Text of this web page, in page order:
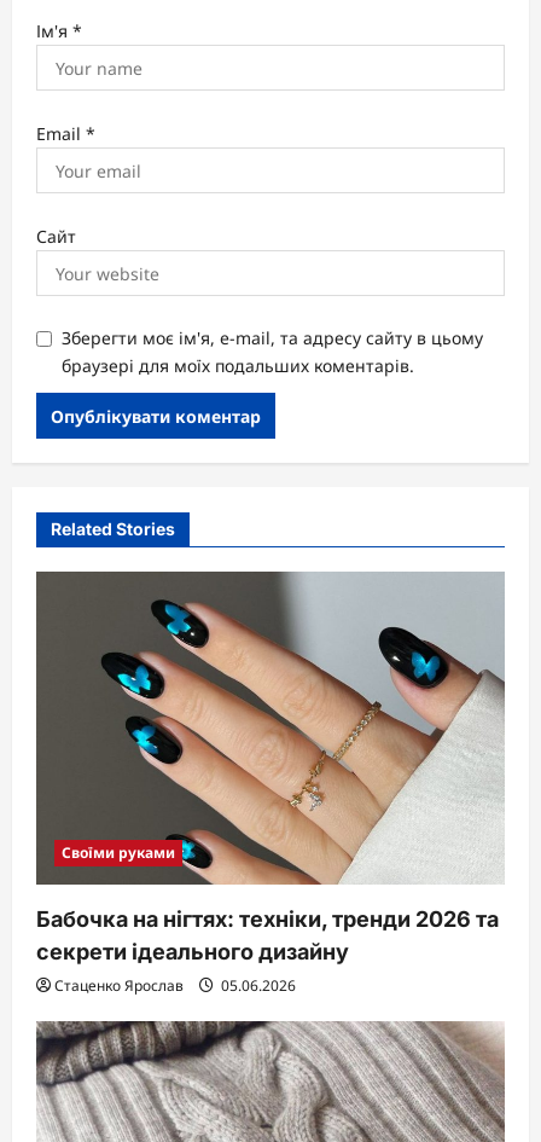
Ім'я *
Email *
Сайт
Зберегти моє ім'я, e-mail, та адресу сайту в цьому
браузері для моїх подальших коментарів.
Related Stories
Своїми руками
Бабочка на нігтях: техніки, тренди 2026 та
секрети ідеального дизайну
Стаценко Ярослав 05.06.2026